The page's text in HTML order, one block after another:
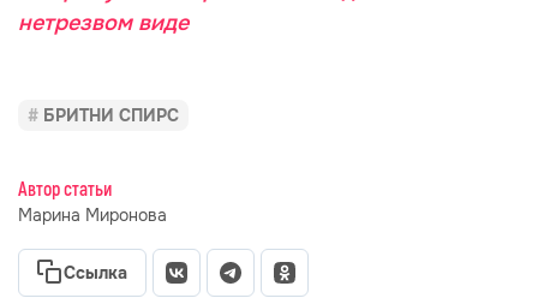
нетрезвом виде
БРИТНИ СПИРС
Автор статьи
Марина Миронова
Ссылка